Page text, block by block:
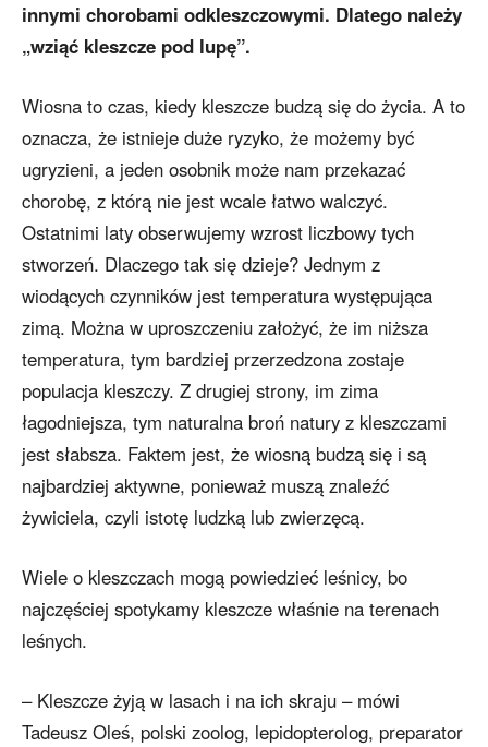
innymi chorobami odkleszczowymi. Dlatego należy
„wziąć kleszcze pod lupę”.
Wiosna to czas, kiedy kleszcze budzą się do życia. A to
oznacza, że istnieje duże ryzyko, że możemy być
ugryzieni, a jeden osobnik może nam przekazać
chorobę, z którą nie jest wcale łatwo walczyć.
Ostatnimi laty obserwujemy wzrost liczbowy tych
stworzeń. Dlaczego tak się dzieje? Jednym z
wiodących czynników jest temperatura występująca
zimą. Można w uproszczeniu założyć, że im niższa
temperatura, tym bardziej przerzedzona zostaje
populacja kleszczy. Z drugiej strony, im zima
łagodniejsza, tym naturalna broń natury z kleszczami
jest słabsza. Faktem jest, że wiosną budzą się i są
najbardziej aktywne, ponieważ muszą znaleźć
żywiciela, czyli istotę ludzką lub zwierzęcą.
Wiele o kleszczach mogą powiedzieć leśnicy, bo
najczęściej spotykamy kleszcze właśnie na terenach
leśnych.
– Kleszcze żyją w lasach i na ich skraju – mówi
Tadeusz Oleś, polski zoolog, lepidopterolog, preparator